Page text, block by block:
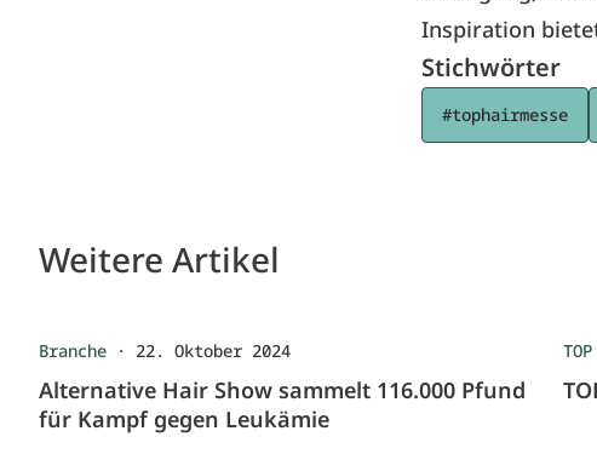
Inspiration
Stichwörter
#tophairmesse
Weitere Artikel
Branche · 22. Oktober 2024
Alternative Hair Show sammelt 116.000 Pfund
für Kampf gegen Leukämie